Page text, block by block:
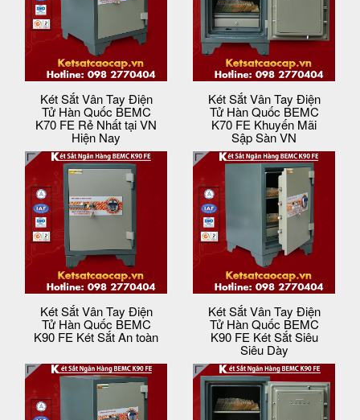
Két Sắt Vân Tay Điện
Tử Hàn Quốc BEMC
K70 FE Rẻ Nhất tại VN
Hiện Nay
Két Sắt Vân Tay Điện
Tử Hàn Quốc BEMC
K70 FE Khuyến Mãi
Sập Sàn VN
Két Sắt Vân Tay Điện
Tử Hàn Quốc BEMC
K90 FE Két Sắt An toàn
Két Sắt Vân Tay Điện
Tử Hàn Quốc BEMC
K90 FE Két Sắt Siêu
Siêu Dày